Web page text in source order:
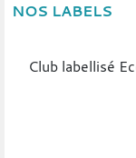
NOS LABELS
Club labellisé